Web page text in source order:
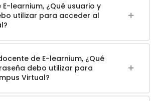
learnium, ¿Qué usuario y
utilizar para acceder al
de E-learnium, ¿Qué
debo utilizar para
Virtual?